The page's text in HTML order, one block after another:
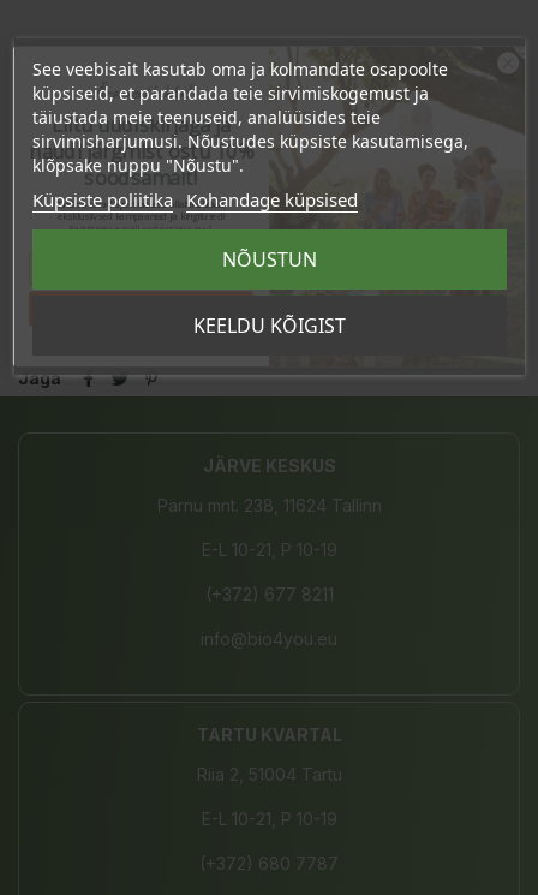
TOOTE ÜKSIKASJAD
KLIENDI KOMMENTAARID
Jaga
JÄRVE KESKUS
Pärnu mnt. 238, 11624 Tallinn
E-L 10-21, P 10-19
(+372) 677 8211
info@bio4you.eu
TARTU KVARTAL
Riia 2, 51004 Tartu
E-L 10-21, P 10-19
(+372) 680 7787
See veebisait kasutab oma ja kolmandate osapoolte
küpsiseid, et parandada teie sirvimiskogemust ja
täiustada meie teenuseid, analüüsides teie
sirvimisharjumusi. Nõustudes küpsiste kasutamisega,
klõpsake nuppu "Nõustu".
Küpsiste poliitika Kohandage küpsised
KEELDU KÕIGIST
NÕUSTUN
Ära veel lahku!
Liitu uudiskirjaga ja
naudi järgmist ostu 10%
soodsamalt!
Sind ootavad spetsiaalsed allahindlused,
eksklusiivsed kampaaniad ja kingitused!
Registreeru e-maili aadressiga ja saad